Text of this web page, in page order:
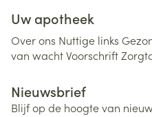
Uw apotheek
Over ons Nuttige links
van wachtVoorschrift
Nieuwsbrief
Blijf op de hoogte van